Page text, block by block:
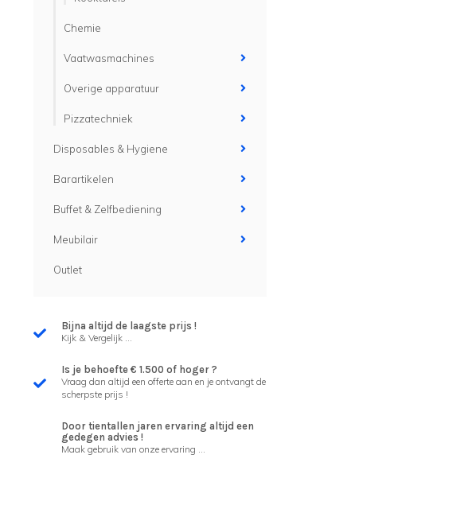
Chemie
Vaatwasmachines
Overige apparatuur
Pizzatechniek
Disposables & Hygiene
Barartikelen
Buffet & Zelfbediening
Meubilair
Outlet
Bijna altijd de laagste prijs !
Kijk & Vergelijk ...
Is je behoefte € 1.500 of hoger ?
Vraag dan altijd een offerte aan en je ontvangt de
scherpste prijs !
Door tientallen jaren ervaring altijd een
gedegen advies !
Maak gebruik van onze ervaring ...